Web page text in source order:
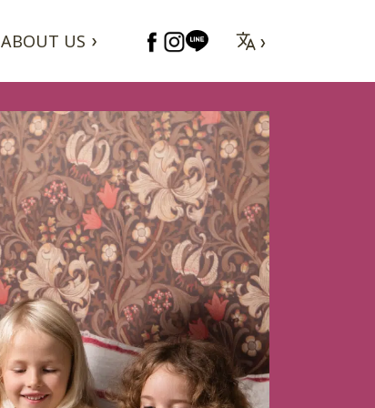
ABOUT US